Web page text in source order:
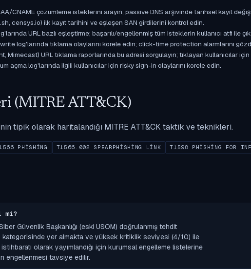
CNAME çözümleme isteklerini arayın; passive DNS arşivinde tarihsel kayıt
censys.io) ilk kayıt tarihini ve eşleşen SAN girdilerini kontrol edin.
URL bazlı eşleştirme; başarılı/engellenmiş tüm isteklerin kullanıcı atfı ile
log'larında tıklama olaylarını korele edin; click-time protection alarmlarını
URL tıklama raporlarında bu adresi sorgulayın; tıklayan kullanıcılar
açma log'larında ilgili kullanıcılar için risky sign-in olaylarını korele edin.
(MITRE ATT&CK)
tipik olarak haritalandığı MITRE ATT&CK taktik ve teknikleri.
PHISHING T1566.002 SPEARPHISHING LINK T1598 PHISHING FOR
mi?
Güvenlik Başkanlığı (eski USOM) doğrulanmış tehdit
kategorisinde yer almakta ve yüksek kritiklik seviyesi (4/10) ile
istihbaratı olarak yayımlandığı için kurumsal engelleme listelerine
engellenmesi tavsiye edilir.